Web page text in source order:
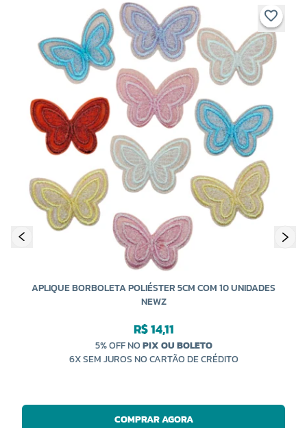
APLIQUE BORBOLETA POLIÉSTER 5CM COM 10 UNIDADES
NEWZ
R$ 14,11
5% OFF NOPIX OU BOLETO
6X SEM JUROS NO CARTÃO DE CRÉDITO
COMPRAR AGORA